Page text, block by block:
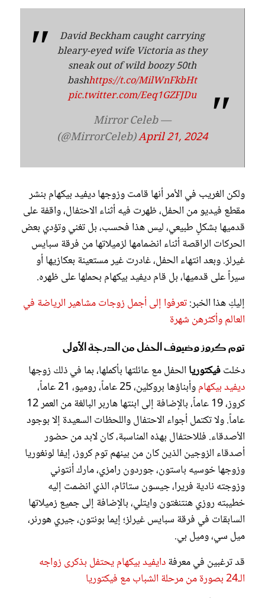
David Beckham caught carrying
bleary-eyed wife Victoria as they
sneak out of wild boozy 50th
bashhttps://t.co/MilWnFkbHt
pic.twitter.com/Eeq1GZFJDu
— Mirror Celeb
(@MirrorCeleb)April 21, 2024
ولكن الغريب في الأمر أنها قامت وزوجها ديفيد بيكهام بنشر
مقطع فيديو من الحفل، ظهرت فيه أثناء الاحتفال، واقفة على
قدميها بشكلٍ طبيعي، ليس هذا فحسب، بل تغني وتؤدي بعض
الحركات الراقصة أثناء انضمامها لزميلاتها من فرقة سبايس
غيرلز. وبعد انتهاء الحفل، غادرت غير مستعينة بعكازيها أو
سيراً على قدميها، بل قام ديفيد بيكهام بحملها على ظهره.
إليكِ هذا الخبر:تعرفوا إلى أجمل زوجات مشاهير الرياضة في
العالم وأكثرهن شهرة
توم كروز وضيوف الحفل من الدرجة الأولى
دخلتفيكتوريا الحفل مع عائلتها بأكملها، بما في ذلك زوجها
ديفيد بيكهام
وأبناؤها بروكلين، 25 عاماً، روميو، 21 عاماً،
كروز، 19 عاماً، بالإضافة إلى ابنتها هاربر البالغة من العمر 12
عاماً. ولا تكتمل أجواء الاحتفال واللحظات السعيدة إلا بوجود
الأصدقاء. فللاحتفال بهذه المناسبة، كان لابد من حضور
أصدقاء الزوجين الذين كان من بينهم توم كروز، إيفا لونغوريا
وزوجها خوسيه باستون، جوردون رامزي، مارك أنتوني
وزوجته نادية فريرا، جيسون ستاثام، الذي انضمت إليه
خطيبته روزي هنتنغتون وايتلي، بالإضافة إلى جميع زميلاتها
السابقات في فرقة سبايس غيرلز؛ إيما بونتون، جيري هورنر،
ميل سي، وميل بي.
قد ترغبين في معرفةدايفيد بيكهام يحتفل بذكرى زواجه
الـ24 بصورة من مرحلة الشباب مع فيكتوريا